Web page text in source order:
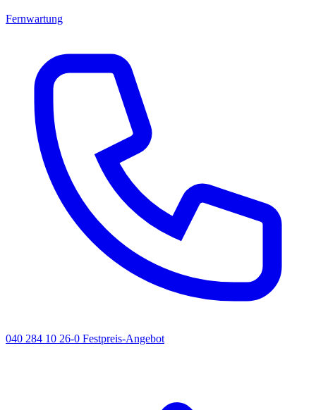
Fernwartung
040 284 10 26-0 Festpreis-Angebot